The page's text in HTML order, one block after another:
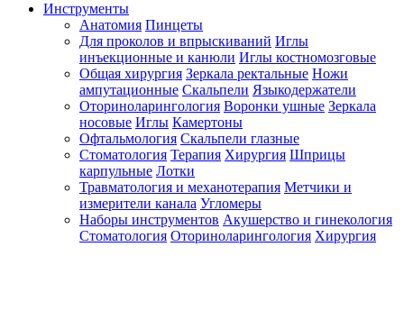
Инструменты
Анатомия Пинцеты
Для проколов и впрыскиваний Иглы
инъекционные и канюли Иглы костномозговые
Общая хирургия Зеркала ректальные Ножи
ампутационные Скальпели Языкодержатели
Оториноларингология Воронки ушные Зеркала
носовые Иглы Камертоны
Офтальмология Скальпели глазные
Стоматология Терапия Хирургия Шприцы
карпульные Лотки
Травматология и механотерапия Метчики и
измерители канала Угломеры
Наборы инструментов Акушерство и гинекология
Стоматология Оториноларингология Хирургия